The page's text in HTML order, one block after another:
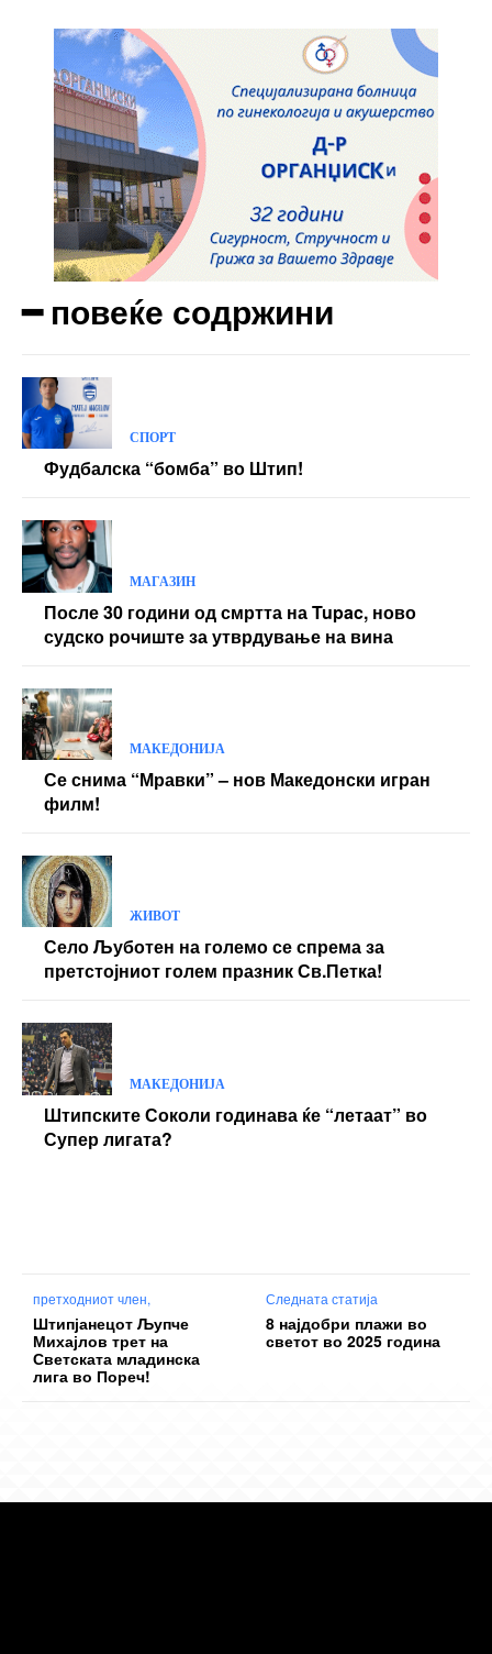
Etiam est nibh, lobortis sit
Praesent euismod ac
Ut mollis pellentesque tortor
Nullam eu erat condimentum
Donec quis est ac felis
Orci varius natoque dolor
Yearly pricing Monthly pricing
━ повеќе содржини
СПОРТ
Фудбалска “бомба” во Штип!
МАГАЗИН
После 30 години од смртта на Tupac, ново
судско рочиште за утврдување на вина
МАКЕДОНИЈА
Се снима “Мравки” – нов Македонски игран
филм!
ЖИВОТ
Село Љуботен на големо се спрема за
претстојниот голем празник Св.Петка!
МАКЕДОНИЈА
Штипските Соколи годинава ќе “летаат” во
Супер лигата?
претходниот член,
Штипјанецот Љупче
Михајлов трет на
Светската младинска
лига во Пореч!
Следната статија
8 најдобри плажи во
светот во 2025 година